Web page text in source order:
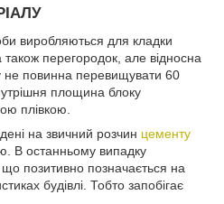
виробляються для кладки
також перегородок, але відносна
не повинна перевищувати 60
площина блоку
плівкою.
на звичний розчин цементу
В останньому випадку
позитивно позначається на
будівлі. Тобто запобігає